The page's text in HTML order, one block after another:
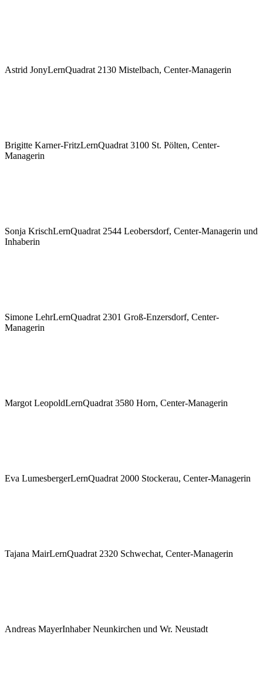
Astrid JonyLernQuadrat 2130 Mistelbach, Center-Managerin
Brigitte Karner-FritzLernQuadrat 3100 St. Pölten, Center-
Managerin
Sonja KrischLernQuadrat 2544 Leobersdorf, Center-Managerin und
Inhaberin
Simone LehrLernQuadrat 2301 Groß-Enzersdorf, Center-
Managerin
Margot LeopoldLernQuadrat 3580 Horn, Center-Managerin
Eva LumesbergerLernQuadrat 2000 Stockerau, Center-Managerin
Tajana MairLernQuadrat 2320 Schwechat, Center-Managerin
Andreas MayerInhaber Neunkirchen und Wr. Neustadt